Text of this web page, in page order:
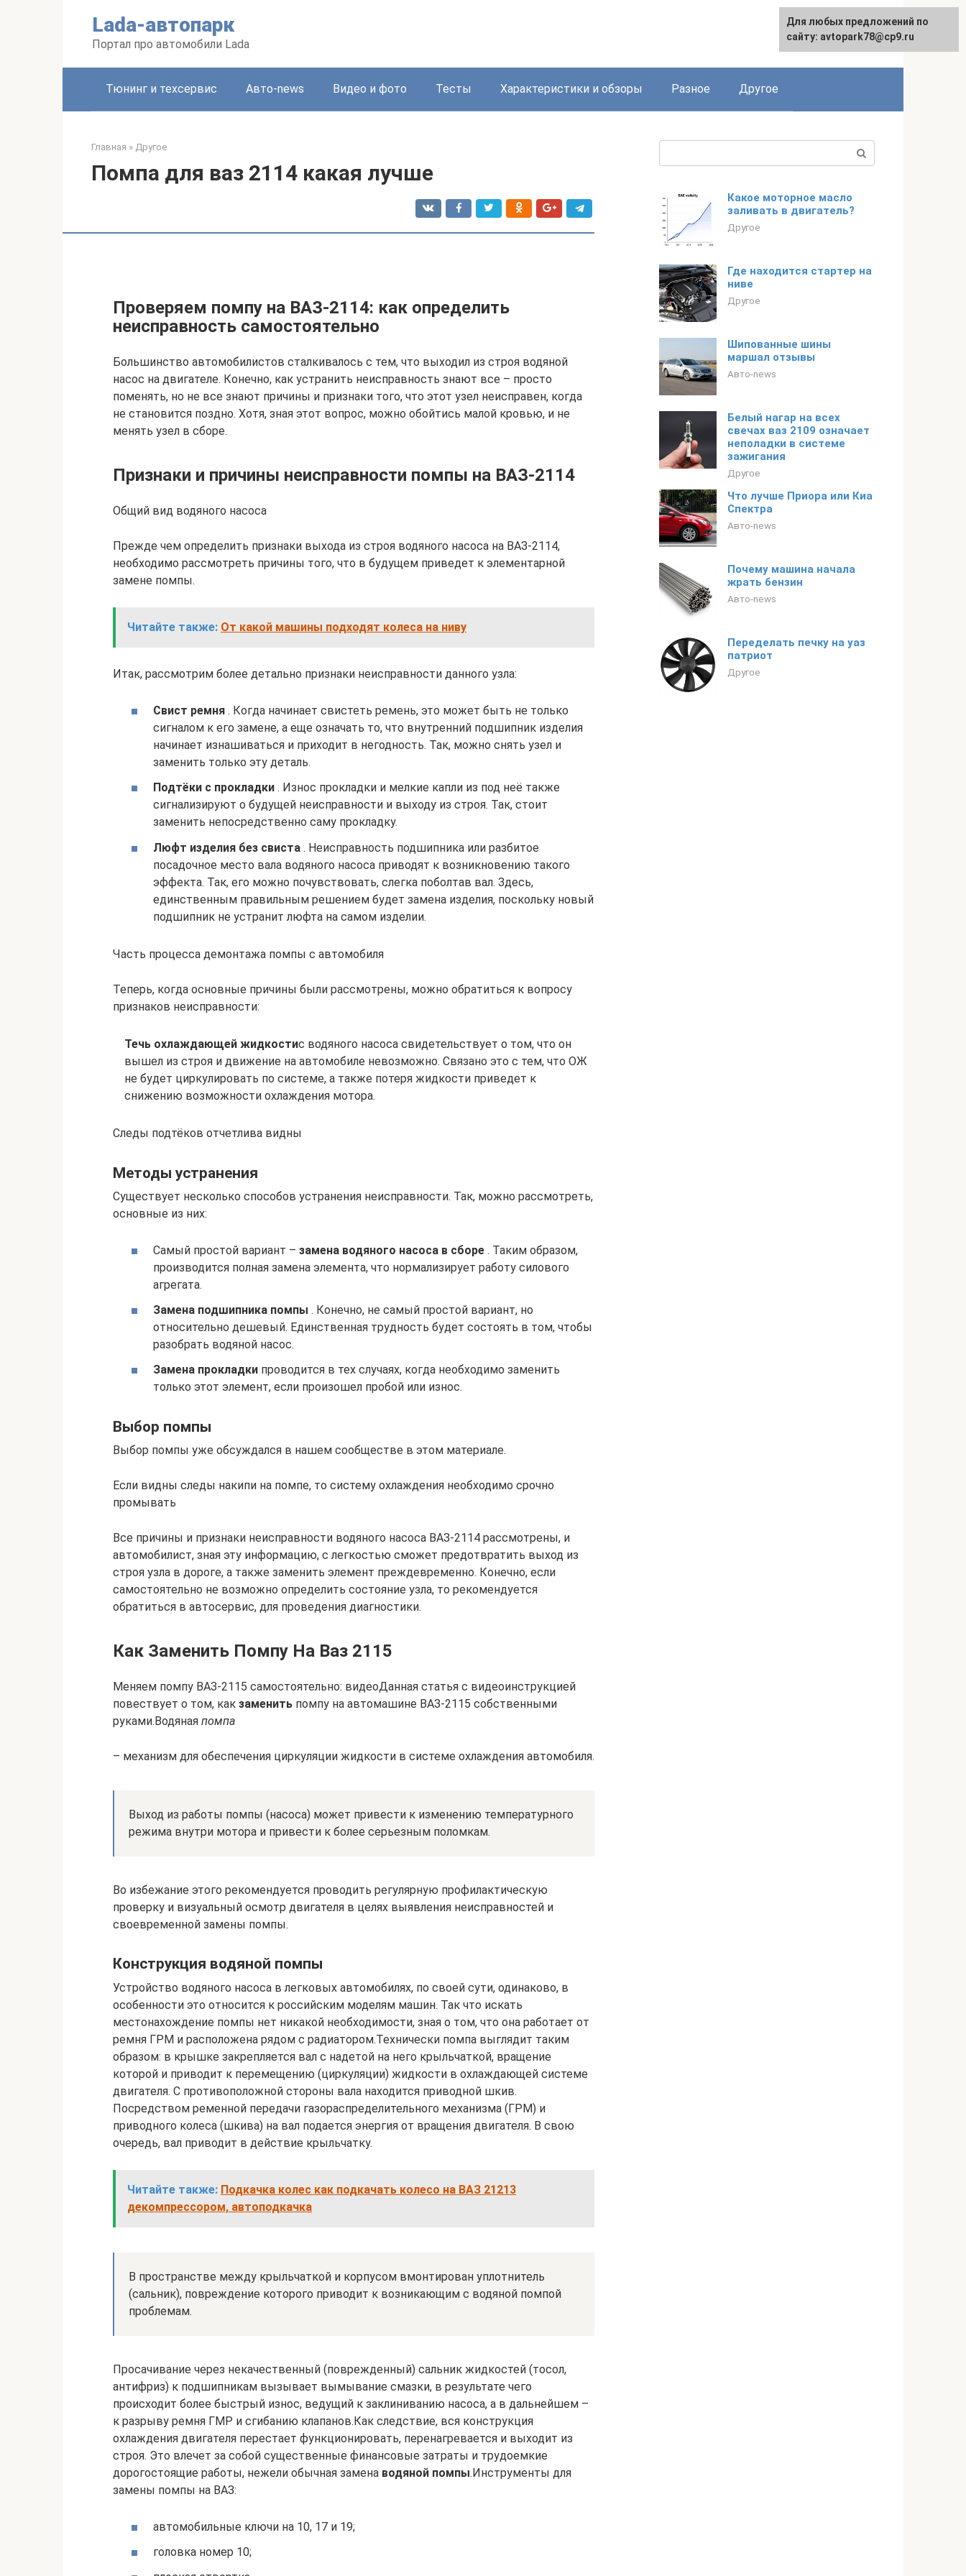
Lada-автопарк
Портал про автомобили Lada
Тюнинг и техсервис Авто-news Видео и фото Тесты Характеристики и обзоры Разное Другое
Главная » Другое
Помпа для ваз 2114 какая лучше
Проверяем помпу на ВАЗ-2114: как определить
неисправность самостоятельно
Большинство автомобилистов сталкивалось с тем, что выходил из строя водяной
насос на двигателе. Конечно, как устранить неисправность знают все – просто
поменять, но не все знают причины и признаки того, что этот узел неисправен, когда
не становится поздно. Хотя, зная этот вопрос, можно обойтись малой кровью, и не
менять узел в сборе.
Признаки и причины неисправности помпы на ВАЗ-2114
Общий вид водяного насоса
Прежде чем определить признаки выхода из строя водяного насоса на ВАЗ-2114,
необходимо рассмотреть причины того, что в будущем приведет к элементарной
замене помпы.
Читайте также: От какой машины подходят колеса на ниву
Итак, рассмотрим более детально признаки неисправности данного узла:
Свист ремня . Когда начинает свистеть ремень, это может быть не только
сигналом к его замене, а еще означать то, что внутренний подшипник изделия
начинает изнашиваться и приходит в негодность. Так, можно снять узел и
заменить только эту деталь.
Подтёки с прокладки . Износ прокладки и мелкие капли из под неё также
сигнализируют о будущей неисправности и выходу из строя. Так, стоит
заменить непосредственно саму прокладку.
Люфт изделия без свиста . Неисправность подшипника или разбитое
посадочное место вала водяного насоса приводят к возникновению такого
эффекта. Так, его можно почувствовать, слегка поболтав вал. Здесь,
единственным правильным решением будет замена изделия, поскольку новый
подшипник не устранит люфта на самом изделии.
Часть процесса демонтажа помпы с автомобиля
Теперь, когда основные причины были рассмотрены, можно обратиться к вопросу
признаков неисправности:
Течь охлаждающей жидкостис водяного насоса свидетельствует о том, что он
вышел из строя и движение на автомобиле невозможно. Связано это с тем, что ОЖ
не будет циркулировать по системе, а также потеря жидкости приведет к
снижению возможности охлаждения мотора.
Следы подтёков отчетлива видны
Методы устранения
Существует несколько способов устранения неисправности. Так, можно рассмотреть,
основные из них:
Самый простой вариант – замена водяного насоса в сборе . Таким образом,
производится полная замена элемента, что нормализирует работу силового
агрегата.
Замена подшипника помпы . Конечно, не самый простой вариант, но
относительно дешевый. Единственная трудность будет состоять в том, чтобы
разобрать водяной насос.
Замена прокладки проводится в тех случаях, когда необходимо заменить
только этот элемент, если произошел пробой или износ.
Выбор помпы
Выбор помпы уже обсуждался в нашем сообществе в этом материале.
Если видны следы накипи на помпе, то систему охлаждения необходимо срочно
промывать
Все причины и признаки неисправности водяного насоса ВАЗ-2114 рассмотрены, и
автомобилист, зная эту информацию, с легкостью сможет предотвратить выход из
строя узла в дороге, а также заменить элемент преждевременно. Конечно, если
самостоятельно не возможно определить состояние узла, то рекомендуется
обратиться в автосервис, для проведения диагностики.
Как Заменить Помпу На Ваз 2115
Меняем помпу ВАЗ-2115 самостоятельно: видеоДанная статья с видеоинструкцией
повествует о том, как заменить помпу на автомашине ВАЗ-2115 собственными
руками.Водяная помпа
– механизм для обеспечения циркуляции жидкости в системе охлаждения автомобиля.
Выход из работы помпы (насоса) может привести к изменению температурного
режима внутри мотора и привести к более серьезным поломкам.
Во избежание этого рекомендуется проводить регулярную профилактическую
проверку и визуальный осмотр двигателя в целях выявления неисправностей и
своевременной замены помпы.
Конструкция водяной помпы
Устройство водяного насоса в легковых автомобилях, по своей сути, одинаково, в
особенности это относится к российским моделям машин. Так что искать
местонахождение помпы нет никакой необходимости, зная о том, что она работает от
ремня ГРМ и расположена рядом с радиатором.Технически помпа выглядит таким
образом: в крышке закрепляется вал c надетой на него крыльчаткой, вращение
которой и приводит к перемещению (циркуляции) жидкости в охлаждающей системе
двигателя. С противоположной стороны вала находится приводной шкив.
Посредством ременной передачи газораспределительного механизма (ГРМ) и
приводного колеса (шкива) на вал подается энергия от вращения двигателя. В свою
очередь, вал приводит в действие крыльчатку.
Читайте также: Подкачка колес как подкачать колесо на ВАЗ 21213
декомпрессором, автоподкачка
В пространстве между крыльчаткой и корпусом вмонтирован уплотнитель
(сальник), повреждение которого приводит к возникающим с водяной помпой
проблемам.
Просачивание через некачественный (поврежденный) сальник жидкостей (тосол,
антифриз) к подшипникам вызывает вымывание смазки, в результате чего
происходит более быстрый износ, ведущий к заклиниванию насоса, а в дальнейшем –
к разрыву ремня ГМР и сгибанию клапанов.Как следствие, вся конструкция
охлаждения двигателя перестает функционировать, перенагревается и выходит из
строя. Это влечет за собой существенные финансовые затраты и трудоемкие
дорогостоящие работы, нежели обычная замена водяной помпы.Инструменты для
замены помпы на ВАЗ:
автомобильные ключи на 10, 17 и 19;
головка номер 10;
Какое моторное масло
заливать в двигатель?
Другое
Где находится стартер на
ниве
Другое
Шипованные шины
маршал отзывы
Авто-news
Белый нагар на всех
свечах ваз 2109 означает
неполадки в системе
зажигания
Другое
Что лучше Приора или Киа
Спектра
Авто-news
Почему машина начала
жрать бензин
Авто-news
Переделать печку на уаз
патриот
Другое
Для любых предложений по
сайту: avtopark78@cp9.ru